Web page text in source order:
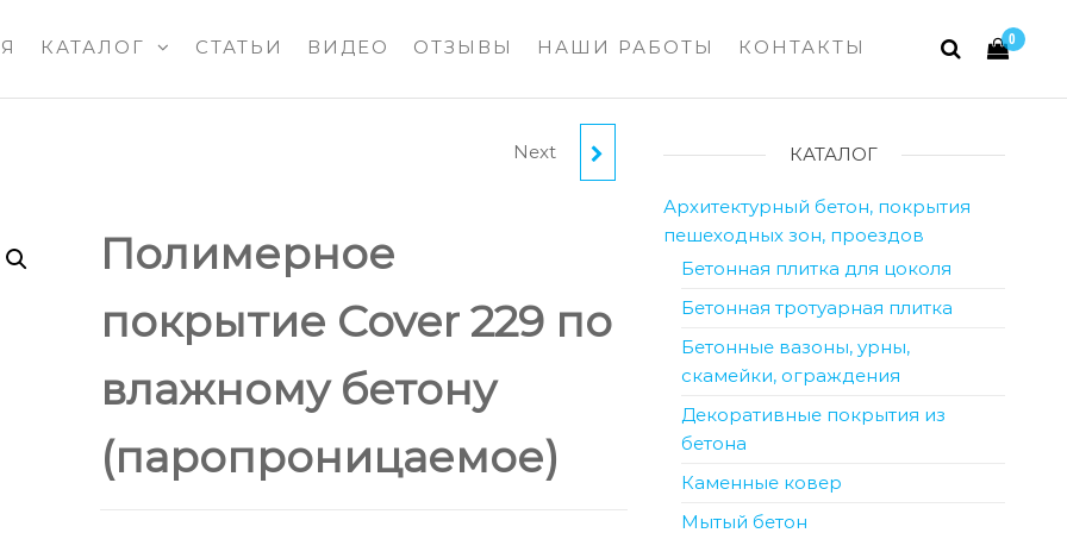
0
КАТАЛОГ СТАТЬИ ВИДЕО ОТЗЫВЫ НАШИ РАБОТЫ КОНТАКТЫ
ПОЛИМЕРНОЕ
ВЫСОКОПРОЧНЫХ
НАПОЛНЕННЫХ
Next
Полимерное
покрытие Cover 229 по
влажному бетону
(паропроницаемое)
КАТАЛОГ
Архитектурный бетон, покрытия
пешеходных зон, проездов
Бетонная плитка для цоколя
Бетонная тротуарная плитка
Бетонные вазоны, урны,
скамейки, ограждения
Декоративные покрытия из
бетона
Каменные ковер
Мытый бетон